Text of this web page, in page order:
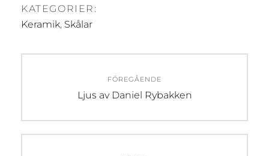
KATEGORIER:
Keramik, Skålar
FÖREGÅENDE
Föregående
Ljus av Daniel Rybakken